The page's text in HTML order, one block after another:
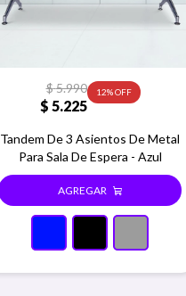
$ 5.225
$5.990 12
Tandem De 3 Asientos De Metal
Para Sala De Espera - Azul